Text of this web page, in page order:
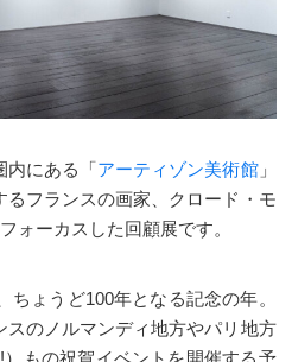
内にある「アーティゾン美術館」
フランスの画家、クロード・モ
ォーカスした回顧展です。
ちょうど100年となる記念の年。
のノルマンディ地方やパリ地方
もの祝賀イベントを開催する予